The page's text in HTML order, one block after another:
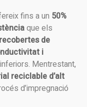
fins a un 50%
que els
de
i
Mentrestant,
reciclable d’alt
d’impregnació